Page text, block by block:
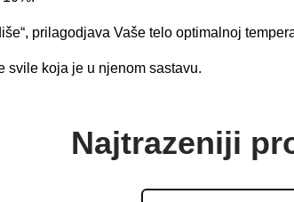
prilagodjava Vaše telo optimalnoj
svile koja je u njenom sastavu.
Najtrazeniji